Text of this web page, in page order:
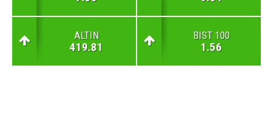
ALTIN
419.81
BIST 100
1.56